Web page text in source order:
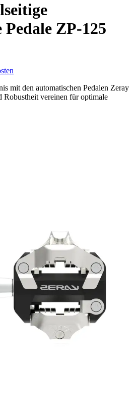
ZP-125
mit den automatischen Pedalen Zeray
vereinen für optimale